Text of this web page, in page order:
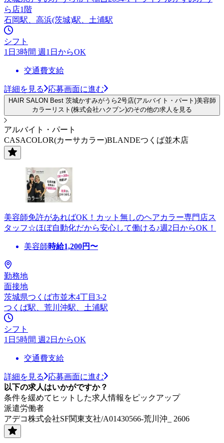
ら店1階
石岡駅、高浜(茨城)駅、土浦駅
シフト
1日3時間 週1日からOK
交通費支給
詳細を見る 応募画面に進む
HAIR SALON Best 茨城かすみがうら2号店(アルバイト・パート)美容師
カラーリスト(株式会社ハクブン)のその他の求人を見る
アルバイト・パート
CASACOLOR(カーサカラー)BLANDEつくば並木店
美容師免許があればOK！カット無しのヘアカラー専門店ス
タッフ☆ほぼ自動化だから安心して働ける♪週2日からOK！
美容師時給1,200円〜
勤務地
面接地
茨城県つくば市並木4丁目3-2
つくば駅、荒川沖駅、土浦駅
シフト
1日5時間 週2日からOK
交通費支給
詳細を見る
応募画面に進む
以下の求人はいかがですか？
条件を緩めてヒットした求人情報をピックアップ
派遣労働者
アデコ株式会社SF関東支社/A01430566-荒川沖_ 2606